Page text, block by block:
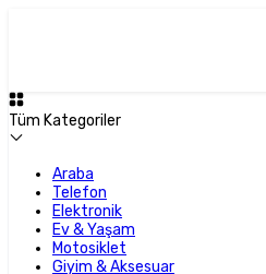
Tüm Kategoriler
Araba
Telefon
Elektronik
Ev & Yaşam
Motosiklet
Giyim & Aksesuar